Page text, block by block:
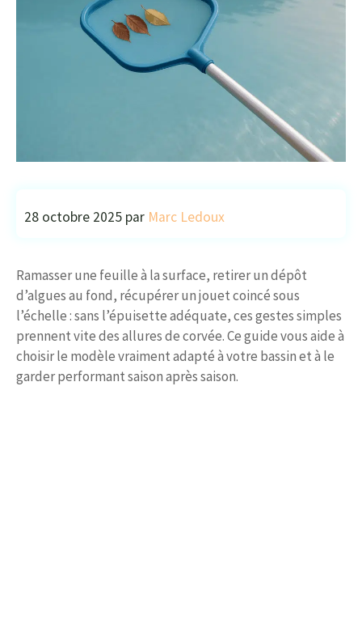
28 octobre 2025 par Marc Ledoux
Ramasser une feuille à la surface, retirer un dépôt
d’algues au fond, récupérer un jouet coincé sous
l’échelle : sans l’épuisette adéquate, ces gestes simples
prennent vite des allures de corvée. Ce guide vous aide à
choisir le modèle vraiment adapté à votre bassin et à le
garder performant saison après saison.